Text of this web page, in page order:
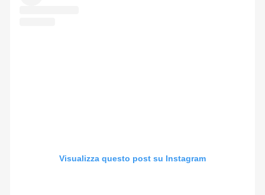
Visualizza questo post su Instagram